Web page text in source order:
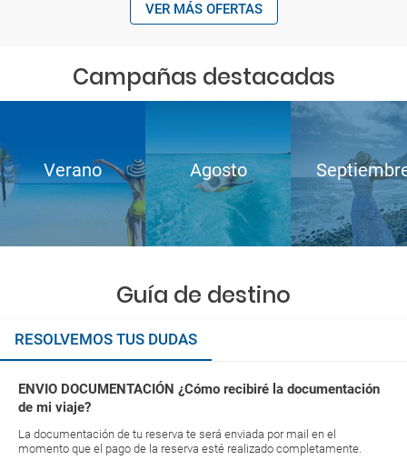
VER MÁS OFERTAS
Campañas destacadas
Verano Agosto
Guía de destino
RESOLVEMOS TUS DUDAS
ENVIO DOCUMENTACIÓN ¿Cómo recibiré la documentación
de mi viaje?
La documentación de tu reserva te será enviada por mail en el
momento que el pago de la reserva esté realizado completamente.